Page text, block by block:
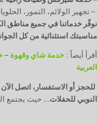
– تجهيز الولائم، التمور،
نوفّر خدماتنا في جميع مناطق
مناسبتك استثنائية من كل
أقرأ أيضاً : خدمة شاي وقهوة –
العربية
للحجز أو الاستفسار، اتصل الآن على
النوبي للحفلات… حيث يجتمع